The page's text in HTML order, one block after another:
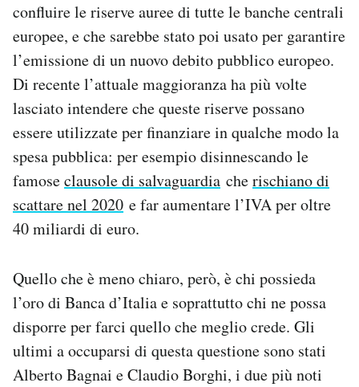
confluire le riserve auree di tutte le banche centrali
europee, e che sarebbe stato poi usato per garantire
l’emissione di un nuovo debito pubblico europeo.
Di recente l’attuale maggioranza ha più volte
lasciato intendere che queste riserve possano
essere utilizzate per finanziare in qualche modo la
spesa pubblica: per esempio disinnescando le
famoseclausole di salvaguardia cherischiano di
scattare nel 2020 e far aumentare l’IVA per oltre
40 miliardi di euro.
Quello che è meno chiaro, però, è chi possieda
l’oro di Banca d’Italia e soprattutto chi ne possa
disporre per farci quello che meglio crede. Gli
ultimi a occuparsi di questa questione sono stati
Alberto Bagnai e Claudio Borghi, i due più noti